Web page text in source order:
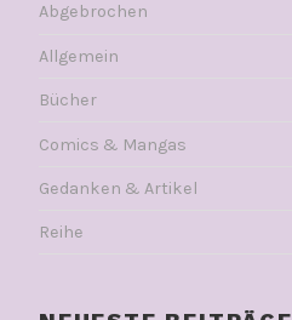
Abgebrochen
Allgemein
Bücher
Comics & Mangas
Gedanken & Artikel
Reihe